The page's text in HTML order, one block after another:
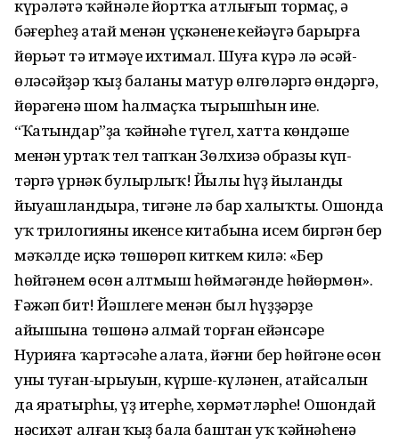
күрәләтә ҡәй­нәле йортҡа атлығып тормаҫ, ә
бәғерһеҙ атай менән үҫкәненең кейәүгә барырға
йөрьәт тә итмәүе ихтимал. Шуға күрә лә әсәй-
өләсәйҙәр ҡыҙ баланы матур өлгөләргә өндәргә,
йөрәгенә шом һалмаҫҡа тырышһын ине.
“Ҡатындар”ҙа ҡәйнәһе түгел, хатта көндәше
менән уртаҡ тел тапҡан Зөлхизә образы күп­
тәргә үрнәк булырлыҡ! Йылы һүҙ йыланды
йыуашландыра, тигәне лә бар халыҡтың. Ошонда
уҡ трилогияның икенсе китабына исем биргән бер
мә­ҡәлде иҫкә төшөрөп киткем килә: «Бер
һөйгәнем өсөн алтмыш һөймәгәнде һөйөрмөн».
Ғәжәп бит! Йәшлеге менән был һүҙҙәрҙең
айышына төшөнә алмай торған ейәнсәре
Нурияға ҡартәсәһе аңлата, йәғни бер һөйгәнең өсөн
уның туған-ырыуын, күрше-күләнен, атайсалын
да яратырһың, үҙ итерһең, хөр­мәтләрһең! Ошондай
нәсихәт алған ҡыҙ бала баштан уҡ ҡәйнәһенә